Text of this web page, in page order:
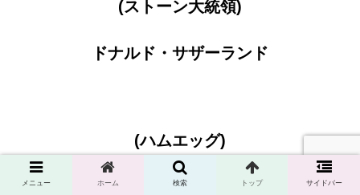
(ストーン大統領)
ドナルド・サザーランド
(ハムエッグ)
ネイサン・レイン
メニュー ホーム 検索 トップ サイドバー